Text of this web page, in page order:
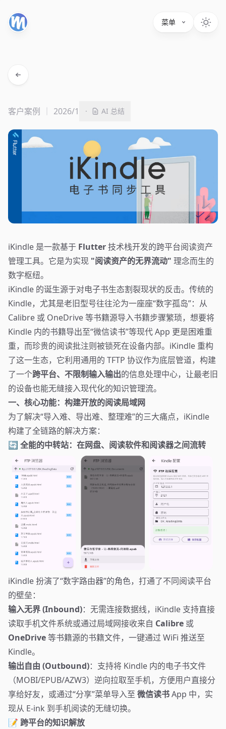
菜单
客户案例 2026/1 · AI 总结
iKindle 是一款基于 Flutter技术栈开发的跨平台阅读资产
管理工具。它是为实现 "阅读资产的无界流动" 理念而生的
数字枢纽。
iKindle 的诞生源于对电子书生态割裂现状的反击。传统的
Kindle，尤其是老旧型号往往沦为一座座“数字孤岛”：从
Calibre 或 OneDrive 等书籍源导入书籍步骤繁琐，想要将
Kindle 内的书籍导出至“微信读书”等现代 App 更是困难重
重，而珍贵的阅读批注则被锁死在设备内部。iKindle 重构
了这一生态，它利用通用的 TFTP 协议作为底层管道，构建
了一个跨平台、不限制输入输出的信息处理中心，让最老旧
的设备也能无缝接入现代化的知识管理流。
一、核心功能：构建开放的阅读局域网
为了解决“导入难、导出难、整理难”的三大痛点，iKindle
构建了全链路的解决方案：
🔄 全能的中转站：在网盘、阅读软件和阅读器之间流转
iKindle 扮演了“数字路由器”的角色，打通了不同阅读平台
的壁垒：
输入无界 (Inbound)：无需连接数据线，iKindle 支持直接
读取手机文件系统或通过局域网接收来自 Calibre 或
OneDrive等书籍源的书籍文件，一键通过 WiFi 推送至
Kindle。
输出自由 (Outbound)：支持将 Kindle 内的电子书文件
（MOBI/EPUB/AZW3）逆向拉取至手机，方便用户直接分
享给好友，或通过“分享”菜单导入至 微信读书App 中，实
现从 E-ink 到手机阅读的无缝切换。
📝 跨平台的知识解放